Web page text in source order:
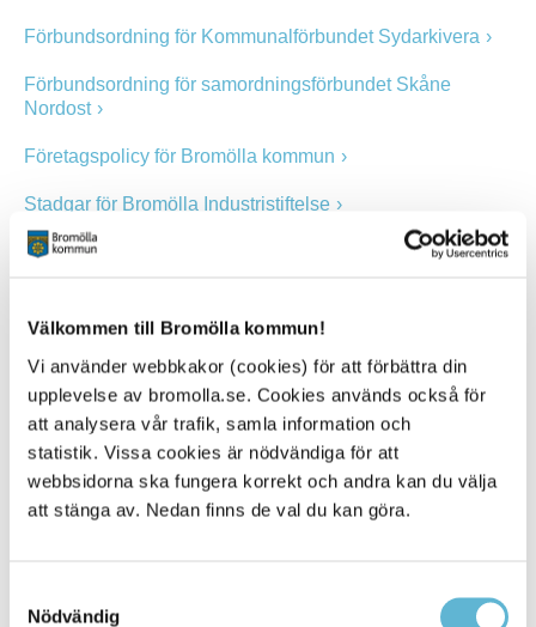
Välkommen till Bromölla kommun!
Vi använder webbkakor (cookies) för att förbättra din
upplevelse av bromolla.se. Cookies används också för
att analysera vår trafik, samla information och
statistik. Vissa cookies är nödvändiga för att
webbsidorna ska fungera korrekt och andra kan du välja
att stänga av. Nedan finns de val du kan göra.
Nödvändig
Förbundsordning för Kommunalförbundet Sydarkivera
Förbundsordning för samordningsförbundet Skåne
Nordost
Företagspolicy för Bromölla kommun
Stadgar för Bromölla Industristiftelse
Ägardirektiv för helägda kommunala aktiebolag i
Ägardirektiv för IT kommuner i Skåne aktiebolag
Ägardirektiv för Kristianstad airport AB
Ägardirektiv för Skåne Blekinge Vattentjänst AB
Ägardirektiv för Trygghets- och räddningscentralen i
Skåne Nordost AB
Kontakt